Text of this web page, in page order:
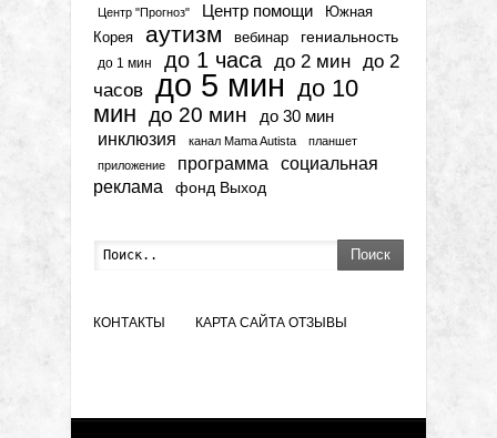
Центр "Прогноз" Центр помощи
Южная
Корея
аутизм вебинар гениальность
до 1 мин до 1 часа до 2 мин до 2
часов до 5 мин до 10
мин до 20 мин до 30 мин
инклюзия канал Mama Autista
планшет
приложение
программа
социальная
реклама
фонд Выход
Поиск
КОНТАКТЫ КАРТА САЙТА ОТЗЫВЫ